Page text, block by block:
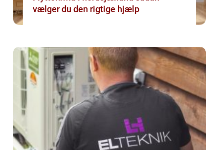
vælger du den rigtige hjælp